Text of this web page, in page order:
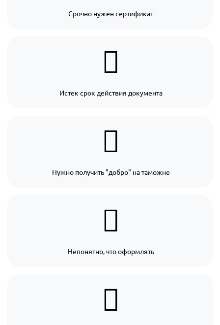
Срочно нужен сертификат
Истек срок действия документа
Нужно получить "добро" на таможне
Непонятно, что оформлять